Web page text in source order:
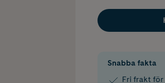
Snabba fakta
Fri frakt